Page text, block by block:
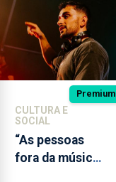
Premium
CULTURA E
SOCIAL
“As pessoas
fora da música